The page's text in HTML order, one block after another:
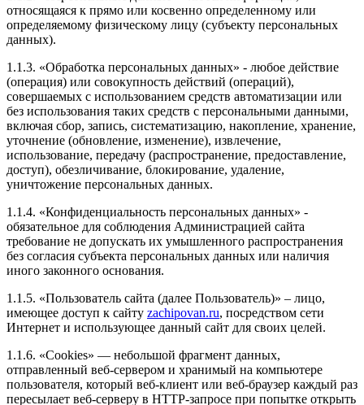
сервис, всё подробно рассказали. Рекомендую всем
эту компанию.
Рейтинг отзыва:5
Самая крутая компания по сервису и лояльности к
клиентам! Мне кажется единственные, кто реально
понимает абсолютно от А до Я свою работу,
молодцы ребята! Всегда развиваются и постоянно в
Я приятно удивлён, результатом и объёмом работ за
такую скромную цену!
Делал Форд Эксплорер 2018г и активировали 8
скрытых опций!
Настроили двигатель и коробку так, что машина
Ребята, главное марку держите и не спускайтесь до
уровня ваших конкурентов пожалуйста.
Рейтинг отзыва:5
относящаяся к прямо или косвенно определенному или
определяемому физическому лицу (субъекту персональных
данных).
1.1.3. «Обработка персональных данных» - любое действие
(операция) или совокупность действий (операций),
совершаемых с использованием средств автоматизации или
без использования таких средств с персональными данными,
включая сбор, запись, систематизацию, накопление, хранение,
уточнение (обновление, изменение), извлечение,
использование, передачу (распространение, предоставление,
доступ), обезличивание, блокирование, удаление,
уничтожение персональных данных.
1.1.4. «Конфиденциальность персональных данных» -
обязательное для соблюдения Администрацией сайта
требование не допускать их умышленного распространения
без согласия субъекта персональных данных или наличия
иного законного основания.
1.1.5. «Пользователь сайта (далее Пользователь)» – лицо,
имеющее доступ к сайту zachipovan.ru, посредством сети
Интернет и использующее данный сайт для своих целей.
1.1.6. «Cookies» — небольшой фрагмент данных,
отправленный веб-сервером и хранимый на компьютере
пользователя, который веб-клиент или веб-браузер каждый раз
пересылает веб-серверу в HTTP-запросе при попытке открыть